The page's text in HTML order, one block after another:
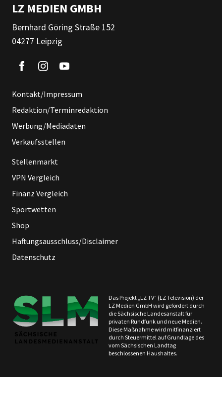
LZ MEDIEN GMBH
Bernhard Göring Straße 152
04277 Leipzig
Kontakt/Impressum
Redaktion/Terminredaktion
Werbung/Mediadaten
Verkaufsstellen
Stellenmarkt
VPN Vergleich
Finanz Vergleich
Sportwetten
Shop
Haftungsausschluss/Disclaimer
Datenschutz
Das Projekt „LZ TV“ (LZ Television) der
LZ Medien GmbH wird gefördert durch
die Sächsische Landesanstalt für
privaten Rundfunk und neue Medien.
Diese Maßnahme wird mitfinanziert
durch Steuermittel auf Grundlage des
vom Sächsischen Landtag
beschlossenen Haushaltes.